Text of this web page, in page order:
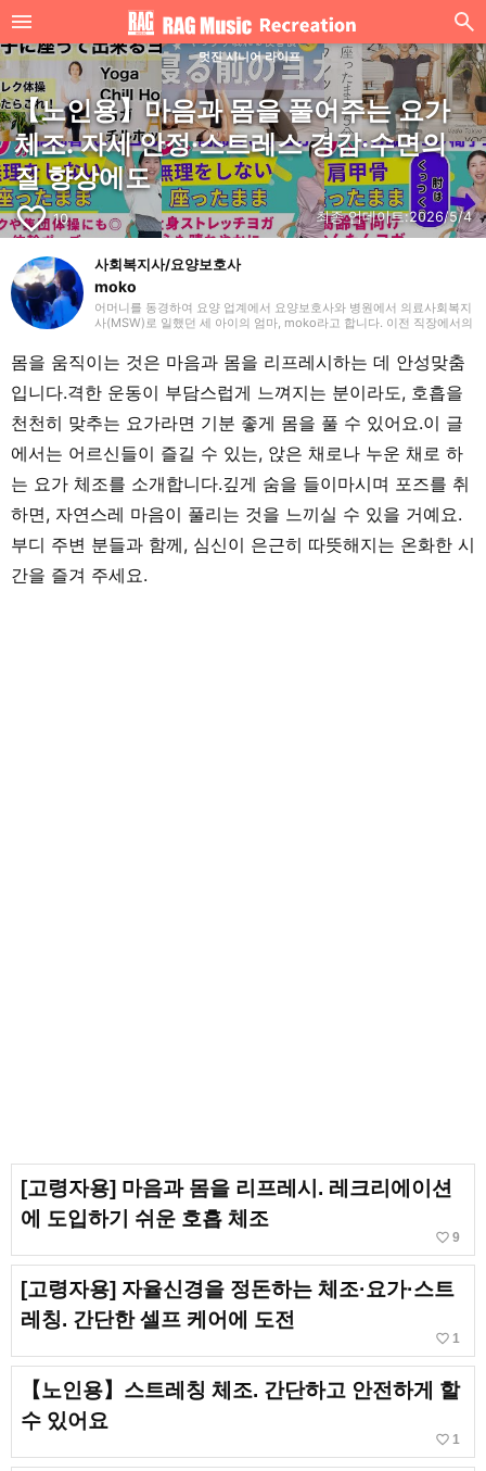
멋진 시니어 라이프
【노인용】마음과 몸을 풀어주는 요가
체조. 자세 안정·스트레스 경감·수면의
질 향상에도
favorite_border 10 최종 업데이트:2026/5/4
사회복지사/요양보호사
moko
어머니를 동경하여 요양 업계에서 요양보호사와 병원에서 의료사회복지
사(MSW)로 일했던 세 아이의 엄마, moko라고 합니다. 이전 직장에서의
니다.
몸을 움직이는 것은 마음과 몸을 리프레시하는 데 안성맞춤
입니다.격한 운동이 부담스럽게 느껴지는 분이라도, 호흡을
천천히 맞추는 요가라면 기분 좋게 몸을 풀 수 있어요.이 글
에서는 어르신들이 즐길 수 있는, 앉은 채로나 누운 채로 하
는 요가 체조를 소개합니다.깊게 숨을 들이마시며 포즈를 취
하면, 자연스레 마음이 풀리는 것을 느끼실 수 있을 거예요.
부디 주변 분들과 함께, 심신이 은근히 따뜻해지는 온화한 시
간을 즐겨 주세요.
[고령자용] 마음과 몸을 리프레시. 레크리에이션
에 도입하기 쉬운 호흡 체조
favorite_border 9
[고령자용] 자율신경을 정돈하는 체조·요가·스트
레칭. 간단한 셀프 케어에 도전
favorite_border 1
【노인용】스트레칭 체조. 간단하고 안전하게 할
수 있어요
favorite_border 1